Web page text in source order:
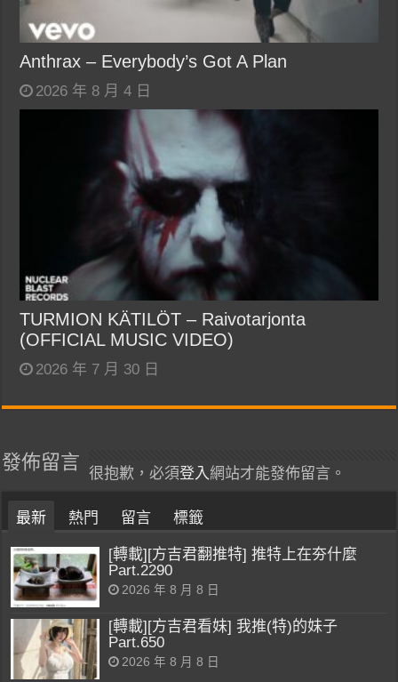
Anthrax – Everybody’s Got A Plan
2026 年 8 月 4 日
TURMION KÄTILÖT – Raivotarjonta
(OFFICIAL MUSIC VIDEO)
2026 年 7 月 30 日
發佈留言
很抱歉，必須登入網站才能發佈留言。
最新 熱門 留言 標籤
[轉載][方吉君翻推特] 推特上在夯什麼
Part.2290
2026 年 8 月 8 日
[轉載][方吉君看妹] 我推(特)的妹子
Part.650
2026 年 8 月 8 日